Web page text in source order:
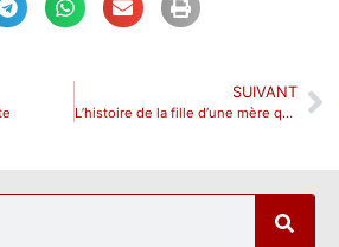
SUIVANT
L’histoire de la fille d’une mère qui devient la mère d’une fille qui ne sera pas mère au Local des Autrices